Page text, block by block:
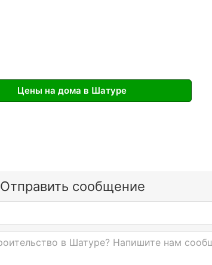
Цены на дома в Шатуре
Отправить сообщение